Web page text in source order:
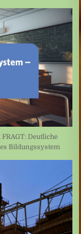
Deutliche
Bildungssystem